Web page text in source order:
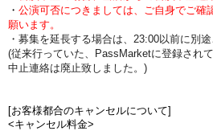
・ 公演可否につきましては、ご自身でご確
願います。
・募集を延長する場合は、23:00以前に別
(従来行っていた、PassMarketに登録され
中止連絡は廃止致しました。)
[お客様都合のキャンセルについて]
<キャンセル料金>